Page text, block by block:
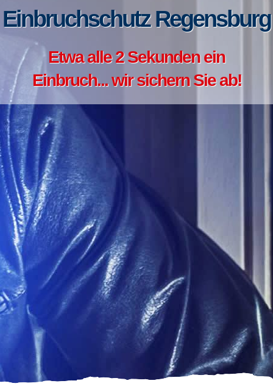
Einbruchschutz Regensburg
Etwa alle 2 Sekunden ein
Einbruch... wir sichern Sie ab!